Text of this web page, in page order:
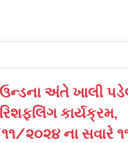
અંતે ખાલી
કાર્યક્રમ,
૨૦૨૪ ના સવારે